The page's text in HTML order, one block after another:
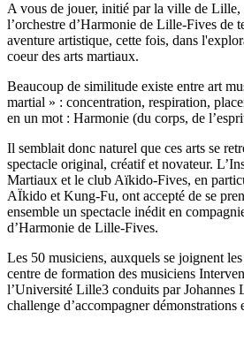
A vous de jouer, initié par la ville de Lille,
l’orchestre d’Harmonie de Lille-Fives de
aventure artistique, cette fois, dans
coeur des arts martiaux.
Beaucoup de similitude existe entre art
martial » : concentration, respiration,
en un mot : Harmonie (du corps, de
Il semblait donc naturel que ces arts se
spectacle original, créatif et novateur.
Martiaux et le club Aïkido-Fives, en
AÏkido et Kung-Fu, ont accepté de se
ensemble un spectacle inédit en
d’Harmonie de Lille-Fives.
Les 50 musiciens, auxquels se joignent
centre de formation des musiciens
l’Université Lille3 conduits par Johannes
challenge d’accompagner démonstrations